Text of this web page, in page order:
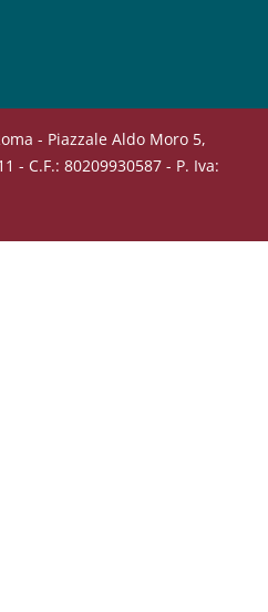
- Piazzale Aldo Moro 5,
- C.F.: 80209930587 - P. Iva: